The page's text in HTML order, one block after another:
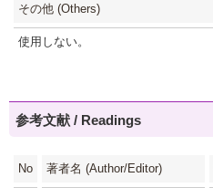
その他 (Others)
使用しない。
参考文献 / Readings
No 著者名 (Author/Editor)